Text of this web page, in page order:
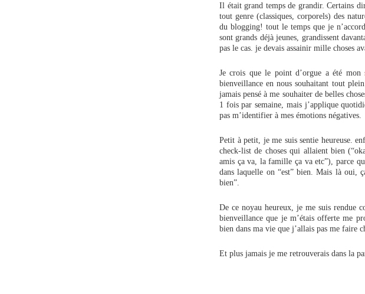
Il était grand temps de grandir. Certains
tout genre (classiques, corporels) des
du blogging! tout le temps que je
sont grands déjà jeunes, grandissent
pas le cas. je devais assainir mille choses
Je crois que le point d’orgue a été mon
bienveillance en nous souhaitant tout
jamais pensé à me souhaiter de belles
1 fois par semaine, mais j’applique
pas m’identifier à mes émotions négatives.
Petit à petit, je me suis sentie heureuse.
check-list de choses qui allaient bien
amis ça va, la famille ça va etc”), parce
dans laquelle on “est” bien. Mais là oui,
bien”.
De ce noyau heureux, je me suis rendue
bienveillance que je m’étais offerte me
bien dans ma vie que j’allais pas me faire
Et plus jamais je me retrouverais dans la